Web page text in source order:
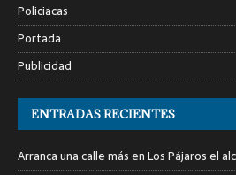
Policiacas
Portada
Publicidad
ENTRADAS RECIENTES
Arranca una calle más en Los Pájaros el